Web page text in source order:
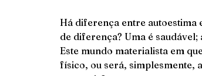
Há diferença entre autoestima
de diferença? Uma é
Este mundo materialista em
físico, ou será, simplesmente,